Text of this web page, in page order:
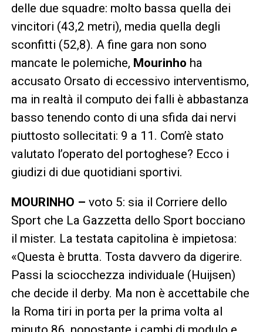
delle due squadre: molto bassa quella dei
vincitori (43,2 metri), media quella degli
sconfitti (52,8). A fine gara non sono
mancate le polemiche, Mourinho ha
accusato Orsato di eccessivo interventismo,
ma in realtà il computo dei falli è abbastanza
basso tenendo conto di una sfida dai nervi
piuttosto sollecitati: 9 a 11. Com’è stato
valutato l’operato del portoghese? Ecco i
giudizi di due quotidiani sportivi.
MOURINHO – voto 5: sia il Corriere dello
Sport che La Gazzetta dello Sport bocciano
il mister. La testata capitolina è impietosa:
«Questa è brutta. Tosta davvero da digerire.
Passi la sciocchezza individuale (Huijsen)
che decide il derby. Ma non è accettabile che
la Roma tiri in porta per la prima volta al